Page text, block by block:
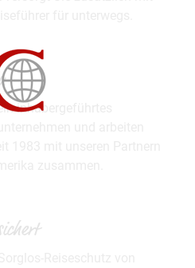
inhabergeführtes